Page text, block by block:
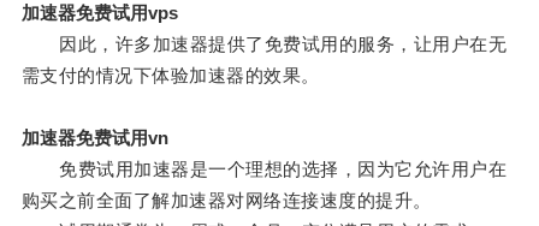
加速器免费试用vps
因此，许多加速器提供了免费试用的服务，让用户在无
需支付的情况下体验加速器的效果。
加速器免费试用vn
免费试用加速器是一个理想的选择，因为它允许用户在
购买之前全面了解加速器对网络连接速度的提升。